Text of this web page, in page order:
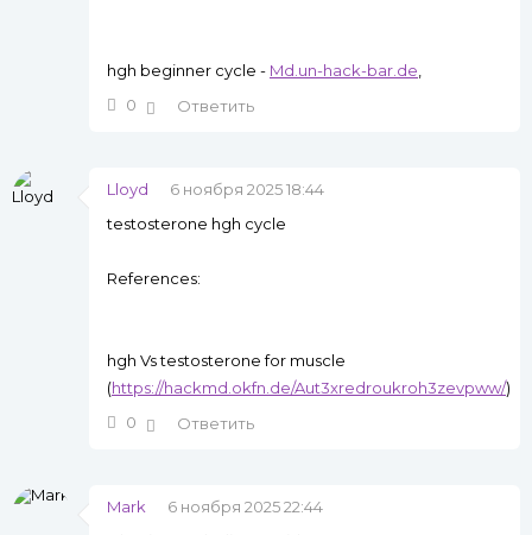
hgh beginner cycle - Md.un-hack-bar.de
0
Ответить
Lloyd
6 ноября 2025 18:44
testosterone hgh cycle
References:
hgh Vs testosterone for muscle
(https://hackmd.okfn.de/Aut3xredroukroh3zevpww/)
0
Ответить
Mark
6 ноября 2025 22:44